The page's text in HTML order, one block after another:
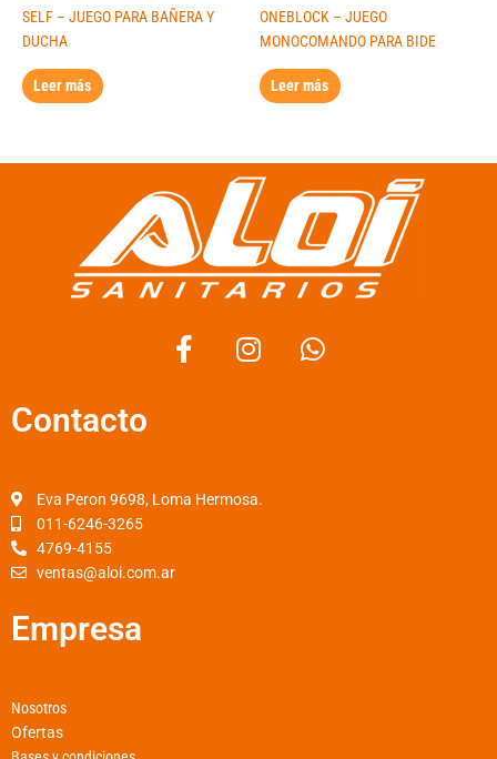
SELF – JUEGO PARA BAÑERA Y
DUCHA
Leer más
ONEBLOCK – JUEGO
MONOCOMANDO PARA BIDE
Leer más
F
a
o
I
n
r
W
h
Contacto
Eva Peron 9698, Loma Hermosa.
011-6246-3265
4769-4155
ventas@aloi.com.ar
Empresa
Nosotros
Ofertas